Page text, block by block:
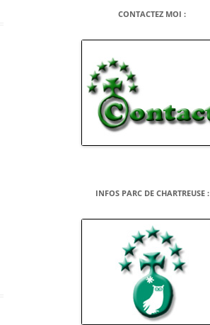
CONTACTEZ MOI :
INFOS PARC DE CHARTREUSE :